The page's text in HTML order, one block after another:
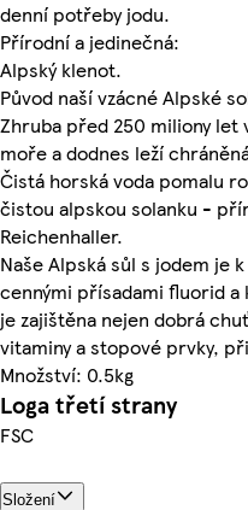
denní potřeby jodu.
Přírodní a jedinečná:
Alpský klenot.
Původ naší vzácné Alpské
Zhruba před 250 miliony let
moře a dodnes leží
Čistá horská voda pomalu
čistou alpskou solanku -
Reichenhaller.
Naše Alpská sůl s jodem je
cennými přísadami fluorid a
je zajištěna nejen dobrá
vitaminy a stopové prvky,
Množství: 0.5kg
Loga třetí strany
FSC
Složení